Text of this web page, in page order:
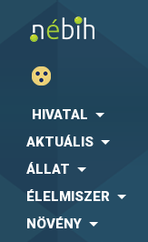
HIVATAL
AKTUÁLIS
ÁLLAT
ÉLELMISZER
NÖVÉNY